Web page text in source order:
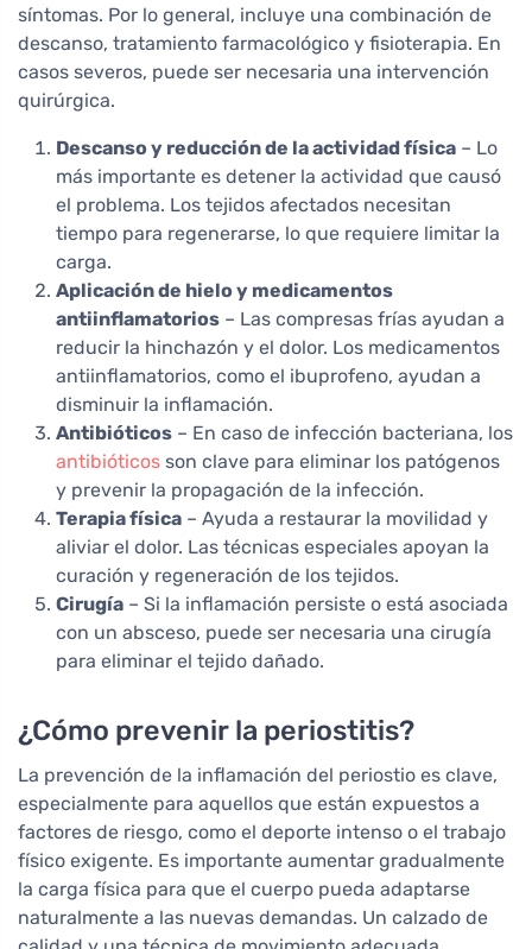
síntomas. Por lo general, incluye una combinación de
descanso, tratamiento farmacológico y fisioterapia. En
casos severos, puede ser necesaria una intervención
quirúrgica.
Descanso y reducción de la actividad física – Lo
más importante es detener la actividad que causó
el problema. Los tejidos afectados necesitan
tiempo para regenerarse, lo que requiere limitar la
carga.
Aplicación de hielo y medicamentos
antiinflamatorios – Las compresas frías ayudan a
reducir la hinchazón y el dolor. Los medicamentos
antiinflamatorios, como el ibuprofeno, ayudan a
disminuir la inflamación.
Antibióticos – En caso de infección bacteriana, los
antibióticos son clave para eliminar los patógenos
y prevenir la propagación de la infección.
Terapia física – Ayuda a restaurar la movilidad y
aliviar el dolor. Las técnicas especiales apoyan la
curación y regeneración de los tejidos.
Cirugía – Si la inflamación persiste o está asociada
con un absceso, puede ser necesaria una cirugía
para eliminar el tejido dañado.
¿Cómo prevenir la periostitis?
La prevención de la inflamación del periostio es clave,
especialmente para aquellos que están expuestos a
factores de riesgo, como el deporte intenso o el trabajo
físico exigente. Es importante aumentar gradualmente
la carga física para que el cuerpo pueda adaptarse
naturalmente a las nuevas demandas. Un calzado de